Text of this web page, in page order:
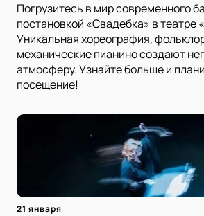
Погрузитесь в мир современного
постановкой «Свадебка» в театре
Уникальная хореография,
механические пианино создают
атмосферу. Узнайте больше и
посещение!
21 января